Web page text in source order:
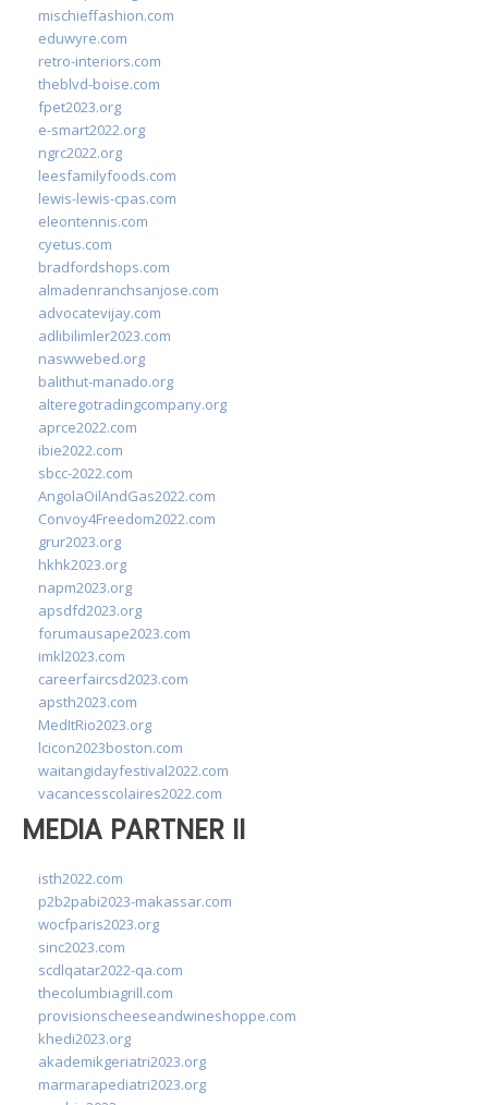
mischieffashion.com
eduwyre.com
retro-interiors.com
theblvd-boise.com
fpet2023.org
e-smart2022.org
ngrc2022.org
leesfamilyfoods.com
lewis-lewis-cpas.com
eleontennis.com
cyetus.com
bradfordshops.com
almadenranchsanjose.com
advocatevijay.com
adlibilimler2023.com
naswwebed.org
balithut-manado.org
alteregotradingcompany.org
aprce2022.com
ibie2022.com
sbcc-2022.com
AngolaOilAndGas2022.com
Convoy4Freedom2022.com
grur2023.org
hkhk2023.org
napm2023.org
apsdfd2023.org
forumausape2023.com
imkl2023.com
careerfaircsd2023.com
apsth2023.com
MedItRio2023.org
lcicon2023boston.com
waitangidayfestival2022.com
vacancesscolaires2022.com
MEDIA PARTNER II
isth2022.com
p2b2pabi2023-makassar.com
wocfparis2023.org
sinc2023.com
scdlqatar2022-qa.com
thecolumbiagrill.com
provisionscheeseandwineshoppe.com
khedi2023.org
akademikgeriatri2023.org
marmarapediatri2023.org